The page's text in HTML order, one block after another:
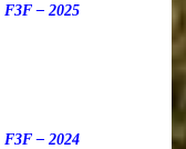
F3F – 2025
F3F – 2024